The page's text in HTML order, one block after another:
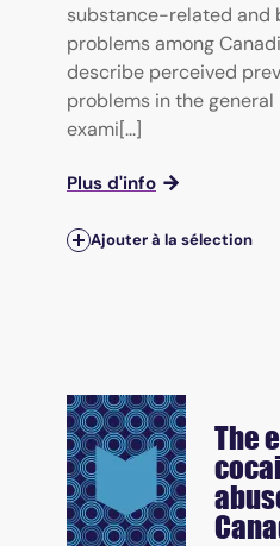
substance-related and
problems among
describe perceived
problems in the
exami[...]
Plus d'info
Ajouter à la sélection
The